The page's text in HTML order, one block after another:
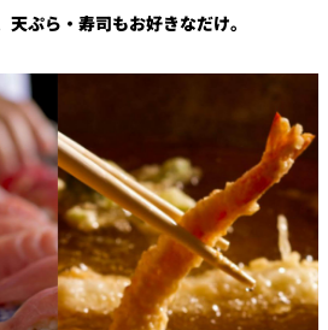
ぷら・寿司もお好きなだけ。